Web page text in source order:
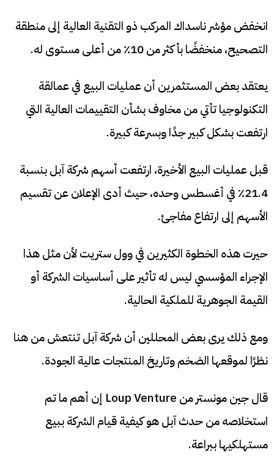
انخفض مؤشر ناسداك المركب ذو التقنية العالية إلى منطقة
التصحيح، منخفضًا بأكثر من 10٪ من أعلى مستوى له.
يعتقد بعض المستثمرين أن عمليات البيع في عمالقة
التكنولوجيا تأتي من مخاوف بشأن التقييمات العالية التي
ارتفعت بشكل كبير جدًا وبسرعة كبيرة.
قبل عمليات البيع الأخيرة، ارتفعت أسهم شركة آبل بنسبة
21.4٪ في أغسطس وحده، حيث أدى الإعلان عن تقسيم
الأسهم إلى ارتفاع مفاجئ.
حيرت هذه الخطوة الكثيرين في وول ستريت لأن مثل هذا
الإجراء المؤسسي ليس له تأثير على أساسيات الشركة أو
القيمة الجوهرية للملكية الحالية.
ومع ذلك يرى بعض المحللين أن شركة آبل تنتعش من هنا
نظرًا لموقعها الضخم وتاريخ المنتجات عالية الجودة.
قال جين مونستر من Loup Venture إن أهم ما تم
استخلاصه من حدث آبل هو كيفية قيام الشركة ببيع
مستهلكيها ببراعة.